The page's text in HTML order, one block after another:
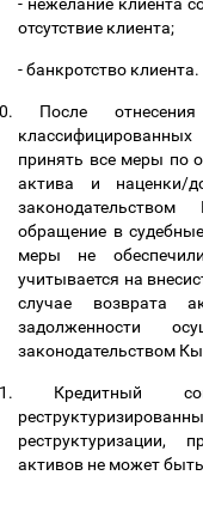
отсутствие клиента;
- банкротство клиента.
После
принять все меры по
актива и наценки/
обращение в
меры не
учитывается на
случае возврата
задолженности
законодательством
Кредитный
реструктуризации,
активов не может